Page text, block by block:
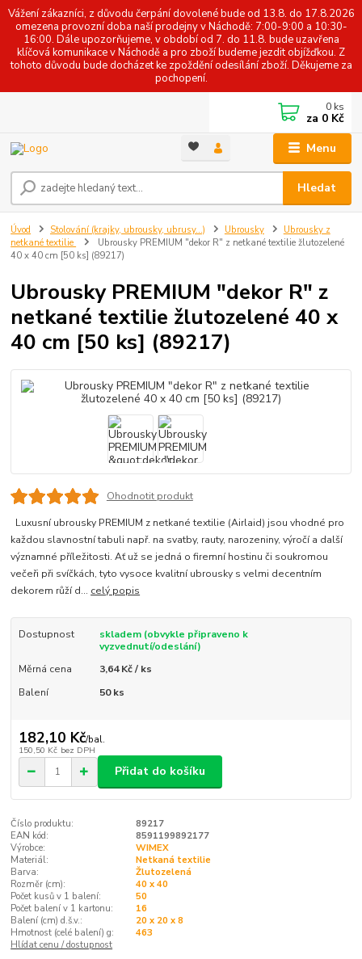
Vážení zákazníci, z důvodu čerpání dovolené bude od 13.8. do 17.8.2026
omezena provozní doba naší prodejny v Náchodě: 7:00-9:00 a 10:30-
16:00. Dále upozorňujeme, v období od 7. do 11.8. bude uzavřena
klíčová komunikace v Náchodě a pro zboží budeme jezdit objížďkou. Z
tohoto důvodu bude docházet ke zpoždění odesílání zboží. Děkujeme za
pochopení.
Menu
Hledat
0 ks
za 0 Kč
Úvod Stolování (krajky, ubrousky, ubrusy...) Ubrousky
Ubrousky z
netkané textilie
Ubrousky PREMIUM "dekor R" z netkané textilie žlutozelené
40 x 40 cm [50 ks] (89217)
Ubrousky PREMIUM "dekor R" z
netkané textilie žlutozelené 40 x
40 cm [50 ks] (89217)
Ohodnotit produkt
Luxusní ubrousky PREMIUM z netkané textilie (Airlaid) jsou vhodné pro
každou slavnostní tabuli např. na svatby, rauty, narozeniny, výročí a další
významné příležitosti. Ať už se jedná o firemní hostinu či soukromou
večeři při svíčkách, tyto vysoce kvalitní ubrousky s velmi decentním
dekorem růží d... celý popis
Dostupnost
skladem (obvykle připraveno k
vyzvednutí/odeslání)
Měrná cena
3,64 Kč / ks
Balení
50 ks
182,10 Kč/bal.
150,50 Kč bez DPH
Přidat do košíku
Číslo produktu:
89217
EAN kód:
8591199892177
Výrobce:
WIMEX
Materiál:
Netkaná textilie
Barva:
Žlutozelená
Rozměr (cm):
40 x 40
Počet kusů v 1 balení:
50
Počet balení v 1 kartonu:
16
Balení (cm) d.š.v.:
20 x 20 x 8
Hmotnost (celé balení) g:
463
Hlídat cenu / dostupnost